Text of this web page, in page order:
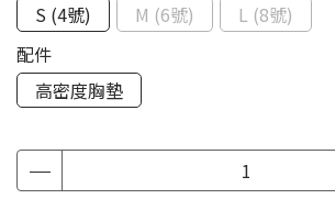
S (4號)
M (6號)
L (8號)
配件
高密度胸墊